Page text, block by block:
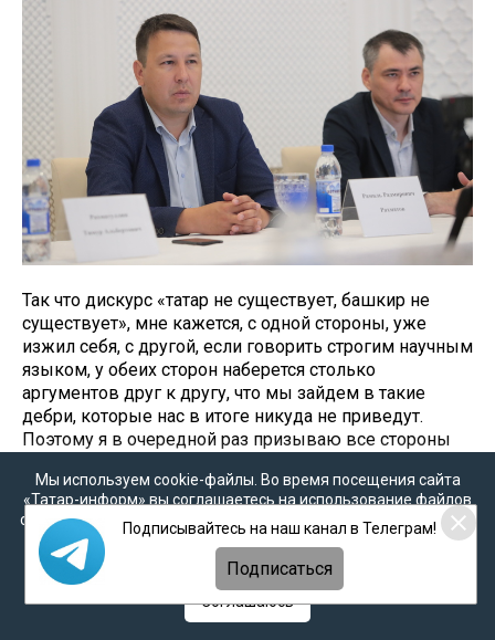
Так что дискурс «татар не существует, башкир не
существует», мне кажется, с одной стороны, уже
изжил себя, с другой, если говорить строгим научным
языком, у обеих сторон наберется столько
аргументов друг к другу, что мы зайдем в такие
дебри, которые нас в итоге никуда не приведут.
Поэтому я в очередной раз призываю все стороны
или иных людей или народов не существует. Народы
- это в первую очередь то, кем мы сами себя
представляем, какой язык считаем родным. И то, к
сожалению, реальность такова, что даже язык как
фактор самоопределения значит все меньше. Хотя
это, безусловно, одно из важных скрепляющих
оснований для любого народа.
Мы используем cookie-файлы. Во время посещения сайта
«Татар-информ» вы соглашаетесь на использование файлов
cookie в соответствии с настоящим уведомлением, согласием
наобработку персональных данных,Политикой о
персональных данных
Политикой конфиденциальности
Соглашаюсь
Подписывайтесь на наш канал в Телеграм!
Подписаться